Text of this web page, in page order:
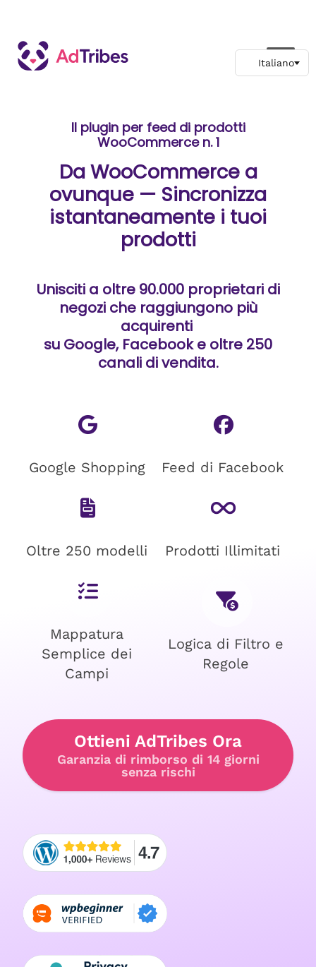
Il plugin per feed di prodotti
WooCommerce n. 1
Da WooCommerce a
ovunque — Sincronizza
istantaneamente i tuoi
prodotti
Unisciti a oltre 90.000 proprietari di
negozi che raggiungono più
acquirenti
su Google, Facebook e oltre 250
canali di vendita.
Google Shopping Feed di Facebook
Oltre 250 modelli Prodotti Illimitati
Mappatura
Semplice dei
Campi
Logica di Filtro e
Regole
Ottieni AdTribes Ora
Garanzia di rimborso di 14 giorni
senza rischi